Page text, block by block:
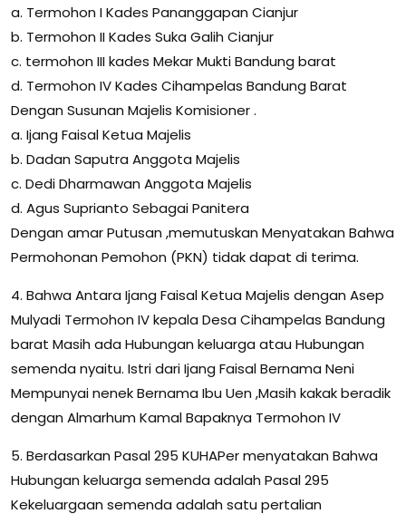
a. Termohon I Kades Pananggapan Cianjur
b. Termohon II Kades Suka Galih Cianjur
c. termohon III kades Mekar Mukti Bandung barat
d. Termohon IV Kades Cihampelas Bandung Barat
Dengan Susunan Majelis Komisioner .
a. Ijang Faisal Ketua Majelis
b. Dadan Saputra Anggota Majelis
c. Dedi Dharmawan Anggota Majelis
d. Agus Suprianto Sebagai Panitera
Dengan amar Putusan ,memutuskan Menyatakan Bahwa
Permohonan Pemohon (PKN) tidak dapat di terima.
4. Bahwa Antara Ijang Faisal Ketua Majelis dengan Asep
Mulyadi Termohon IV kepala Desa Cihampelas Bandung
barat Masih ada Hubungan keluarga atau Hubungan
semenda nyaitu. Istri dari Ijang Faisal Bernama Neni
Mempunyai nenek Bernama Ibu Uen ,Masih kakak beradik
dengan Almarhum Kamal Bapaknya Termohon IV
5. Berdasarkan Pasal 295 KUHAPer menyatakan Bahwa
Hubungan keluarga semenda adalah Pasal 295
Kekeluargaan semenda adalah satu pertalian